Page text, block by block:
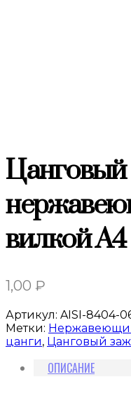
Цанговый
вилкой
1,00 ₽
Артикул: AISI-8404-
Метки:
цанги, Цанговый
ОПИСАНИЕ